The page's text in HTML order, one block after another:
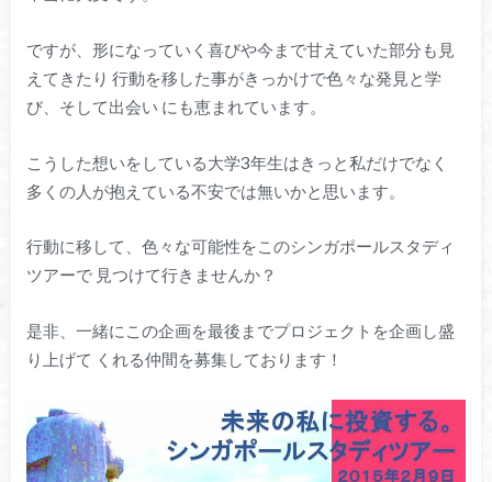
ですが、形になっていく喜びや今まで甘えていた部分も見
えてきたり 行動を移した事がきっかけで色々な発見と学
び、そして出会い にも恵まれています。
こうした想いをしている大学3年生はきっと私だけでなく
多くの人が抱えている不安では無いかと思います。
行動に移して、色々な可能性をこのシンガポールスタディ
ツアーで 見つけて行きませんか？
是非、一緒にこの企画を最後までプロジェクトを企画し盛
り上げて くれる仲間を募集しております！